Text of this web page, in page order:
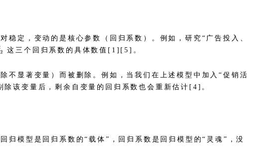
稳定，变动的是核心参数（回归系数）。例如，研究“广告投入、
这三个回归系数的具体数值[1][5]。
除不显著变量）而被删除。例如，当我们在上述模型中加入“促销活
该变量后，剩余自变量的回归系数也会重新估计[4]。
模型是回归系数的“载体”，回归系数是回归模型的“灵魂”，没